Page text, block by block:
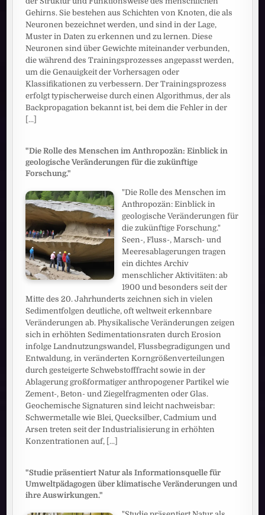
Gehirns. Sie bestehen aus Schichten von Knoten, die als
Neuronen bezeichnet werden, und sind in der Lage,
Muster in Daten zu erkennen und zu lernen. Diese
Neuronen sind über Gewichte miteinander verbunden,
die während des Trainingsprozesses angepasst werden,
um die Genauigkeit der Vorhersagen oder
Klassifikationen zu verbessern. Der Trainingsprozess
erfolgt typischerweise durch einen Algorithmus, der als
Backpropagation bekannt ist, bei dem die Fehler in der
[...]
"Die Rolle des Menschen im Anthropozän: Einblick in
geologische Veränderungen für die zukünftige
Forschung."
"Die Rolle des Menschen im
Anthropozän: Einblick in
geologische Veränderungen für
die zukünftige Forschung."
Seen-, Fluss-, Marsch- und
Meeresablagerungen tragen
ein dichtes Archiv
menschlicher Aktivitäten: ab
1900 und besonders seit der
Mitte des 20. Jahrhunderts zeichnen sich in vielen
Sedimentfolgen deutliche, oft weltweit erkennbare
Veränderungen ab. Physikalische Veränderungen zeigen
sich in erhöhten Sedimentationsraten durch Erosion
infolge Landnutzungswandel, Flussbegradigungen und
Entwaldung, in veränderten Korngrößenverteilungen
durch gesteigerte Schwebstofffracht sowie in der
Ablagerung großformatiger anthropogener Partikel wie
Zement-, Beton- und Ziegelfragmenten oder Glas.
Geochemische Signaturen sind leicht nachweisbar:
Schwermetalle wie Blei, Quecksilber, Cadmium und
Arsen treten seit der Industrialisierung in erhöhten
Konzentrationen auf, [...]
"Studie präsentiert Natur als Informationsquelle für
Umweltpädagogen über klimatische Veränderungen und
ihre Auswirkungen."